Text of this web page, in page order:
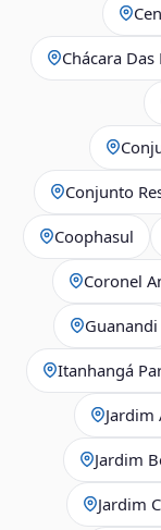
Chácara
Conjunto
Coophasul
Coronel
Guanandi
Itanhangá
Jardim
Jardim
Jardim